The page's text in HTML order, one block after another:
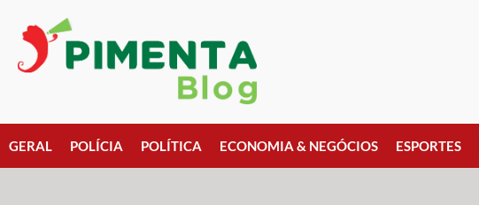
GERAL POLÍCIA POLÍTICA ECONOMIA & NEGÓCIOS ESPORTES